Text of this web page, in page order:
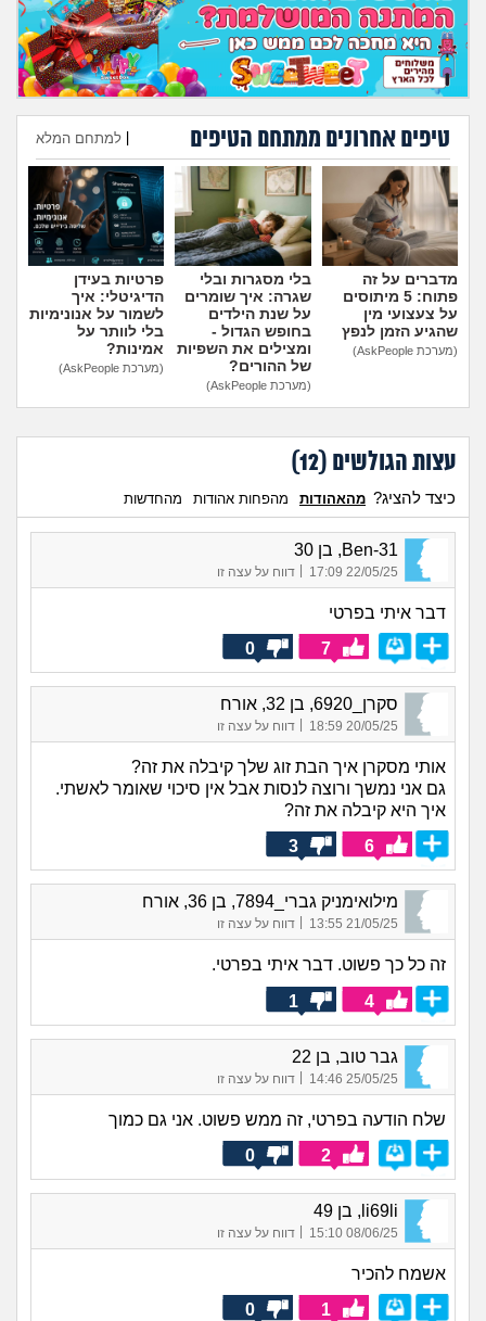
מה שעובר עליי
שומרים על הגוף
פיננסי וכלכלה
בין הסדינים
חיות מחמד
יוקר המחיה
גאווה
טיפים אחרונים ממתחם הטיפים למתחם המלא
הוספת טיפ
מדברים על זה
פתוח: 5 מיתוסים
על צעצועי מין
שהגיע הזמן לנפץ
(מערכת AskPeople)
בלי מסגרות ובלי
שגרה: איך שומרים
על שנת הילדים
בחופש הגדול -
ומצילים את השפיות
של ההורים?
(מערכת AskPeople)
פרטיות בעידן
הדיגיטלי: איך
לשמור על אנונימיות
בלי לוותר על
אמינות?
(מערכת AskPeople)
עצות הגולשים (12
)
כיצד להציג? מהאהודות מהפחות אהודות מהחדשות
Ben-31, בן 30
22/05/25 17:09
| דווח על עצה זו
דבר איתי בפרטי
7
0
סקרן_6920, בן 32, אורח
20/05/25 18:59 דווח על עצה זו
אותי מסקרן איך הבת זוג שלך קיבלה את זה?
גם אני נמשך ורוצה לנסות אבל אין סיכוי שאומר לאשתי.
איך היא קיבלה את זה?
6
3
מילואימניק גברי_7894, בן 36, אורח
21/05/25 13:55 דווח על עצה זו
זה כל כך פשוט. דבר איתי בפרטי.
4
1
גבר טוב, בן 22
25/05/25 14:46
| דווח על עצה זו
שלח הודעה בפרטי, זה ממש פשוט. אני גם כמוך
2
0
li69li, בן 49
08/06/25 15:10
| דווח על עצה זו
אשמח להכיר
1
0